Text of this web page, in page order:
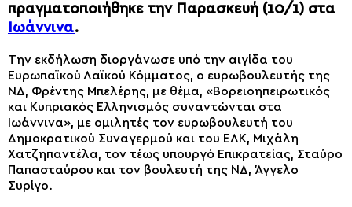
πραγματοποιήθηκε την Παρασκευή (10/1) στα
Ιωάννινα.
Την εκδήλωση διοργάνωσε υπό την αιγίδα του
Ευρωπαϊκού Λαϊκού Κόμματος, ο ευρωβουλευτής της
ΝΔ, Φρέντης Μπελέρης, με θέμα, «Βορειοηπειρωτικός
και Κυπριακός Ελληνισμός συναντώνται στα
Ιωάννινα», με ομιλητές τον ευρωβουλευτή του
Δημοκρατικού Συναγερμού και του ΕΛΚ, Μιχάλη
Χατζηπαντέλα, τον τέως υπουργό Επικρατείας, Σταύρο
Παπασταύρου και τον βουλευτή της ΝΔ, Άγγελο
Συρίγο.